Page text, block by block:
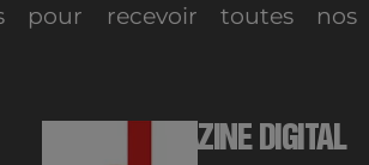
pour recevoir toutes nos
MAGAZINE DIGITAL